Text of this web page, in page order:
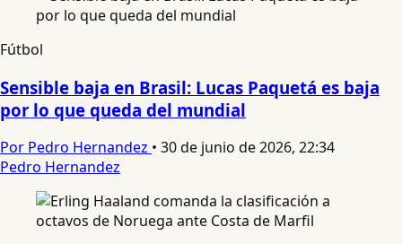
Fútbol
Sensible baja en Brasil: Lucas Paquetá es baja
por lo que queda del mundial
Por Pedro Hernandez • 30 de junio de 2026, 22:34
Pedro Hernandez